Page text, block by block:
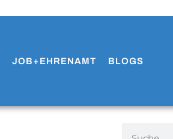
JOB+EHRENAMT BLOGS